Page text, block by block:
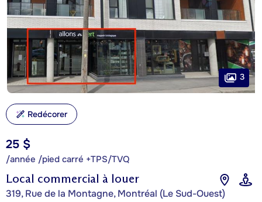
Local commercial à louer
319, Rue de la Montagne, Montréal (Le Sud-Ouest)
25 $
/année /pied carré +TPS/TVQ
3
Redécorer